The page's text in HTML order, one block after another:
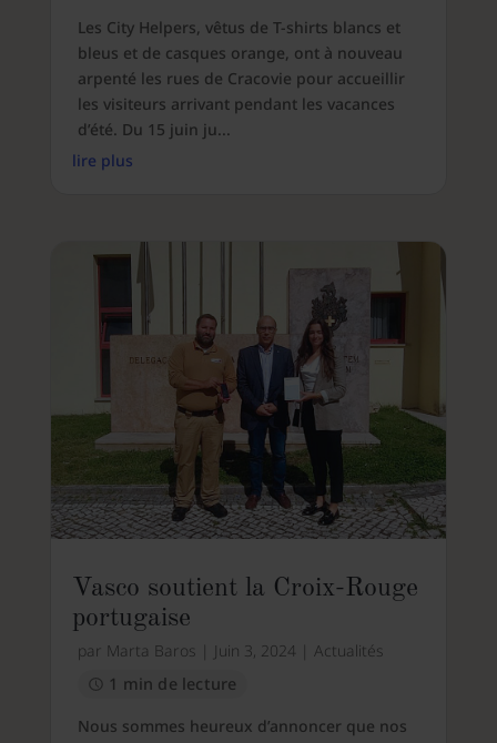
Les City Helpers, vêtus de T-shirts blancs et
bleus et de casques orange, ont à nouveau
arpenté les rues de Cracovie pour accueillir
les visiteurs arrivant pendant les vacances
d’été. Du 15 juin ju...
lire plus
Vasco soutient la Croix-Rouge
portugaise
par Marta Baros Juin 3, 2024
Actualités
1 min de lecture
Nous sommes heureux d’annoncer que nos